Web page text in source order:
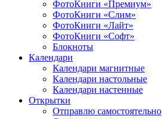
ФотоКниги «Премиум»
ФотоКниги «Слим»
ФотоКниги «Лайт»
ФотоКниги «Софт»
Блокноты
Календари
Календари магнитные
Календари настольные
Календари настенные
Открытки
Отправлю самостоятельно